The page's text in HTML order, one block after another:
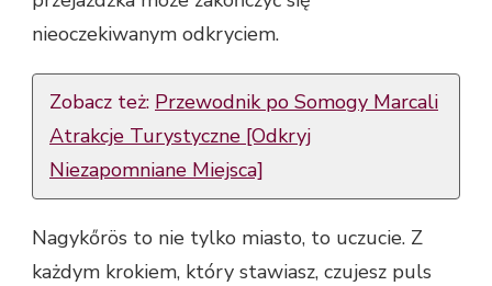
nieoczekiwanym odkryciem.
Zobacz też: Przewodnik po Somogy Marcali
Atrakcje Turystyczne [Odkryj
Niezapomniane Miejsca]
Nagykőrös to nie tylko miasto, to uczucie. Z
każdym krokiem, który stawiasz, czujesz puls